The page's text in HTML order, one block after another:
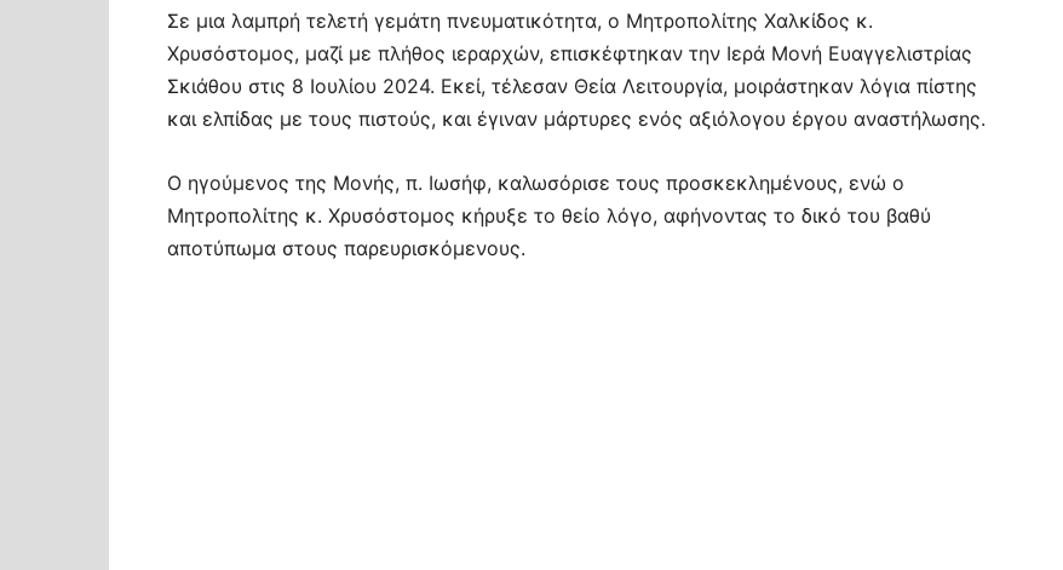
Σε μια λαμπρή τελετή γεμάτη πνευματικότητα, ο Μητροπολίτης Χαλκίδος κ.
Χρυσόστομος, μαζί με πλήθος ιεραρχών, επισκέφτηκαν την Ιερά Μονή Ευαγγελιστρίας
Σκιάθου στις 8 Ιουλίου 2024. Εκεί, τέλεσαν Θεία Λειτουργία, μοιράστηκαν λόγια πίστης
και ελπίδας με τους πιστούς, και έγιναν μάρτυρες ενός αξιόλογου έργου αναστήλωσης.
Ο ηγούμενος της Μονής, π. Ιωσήφ, καλωσόρισε τους προσκεκλημένους, ενώ ο
Μητροπολίτης κ. Χρυσόστομος κήρυξε το θείο λόγο, αφήνοντας το δικό του βαθύ
αποτύπωμα στους παρευρισκόμενους.